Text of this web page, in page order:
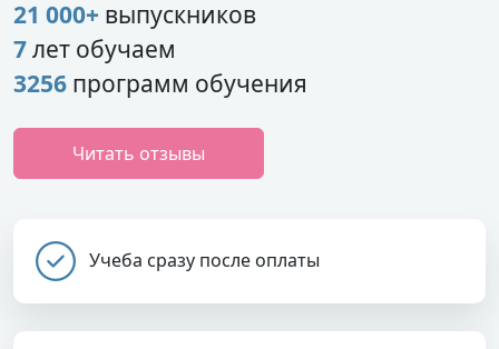
21 000+ выпускников
7лет обучаем
3256 программ обучения
Читать отзывы
Учеба сразу после оплаты